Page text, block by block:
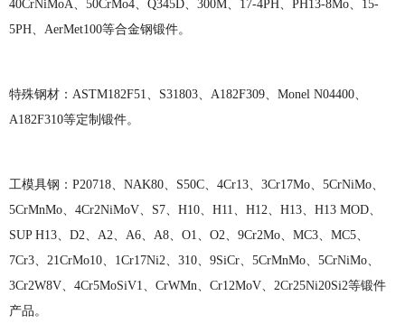
40CrNiMoA、50CrMo4、Q345D、300M、17-4PH、PH13-8Mo、15-
5PH、AerMet100等合金钢锻件。
特殊钢材： ASTM182F51、S31803、A182F309、Monel N04400、
A182F310等定制锻件。
工模具钢： P20718、NAK80、S50C、4Cr13、3Cr17Mo、5CrNiMo、
5CrMnMo、4Cr2NiMoV、S7、H10、H11、H12、H13、H13 MOD、
SUP H13、D2、A2、A6、A8、O1、O2、9Cr2Mo、MC3、MC5、
7Cr3、21CrMo10、1Cr17Ni2、310、9SiCr、5CrMnMo、5CrNiMo、
3Cr2W8V、4Cr5MoSiV1、CrWMn、Cr12MoV、2Cr25Ni20Si2等锻件
产品。